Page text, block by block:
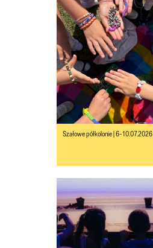
Szałowe półkolonie | 6-10.07.2026